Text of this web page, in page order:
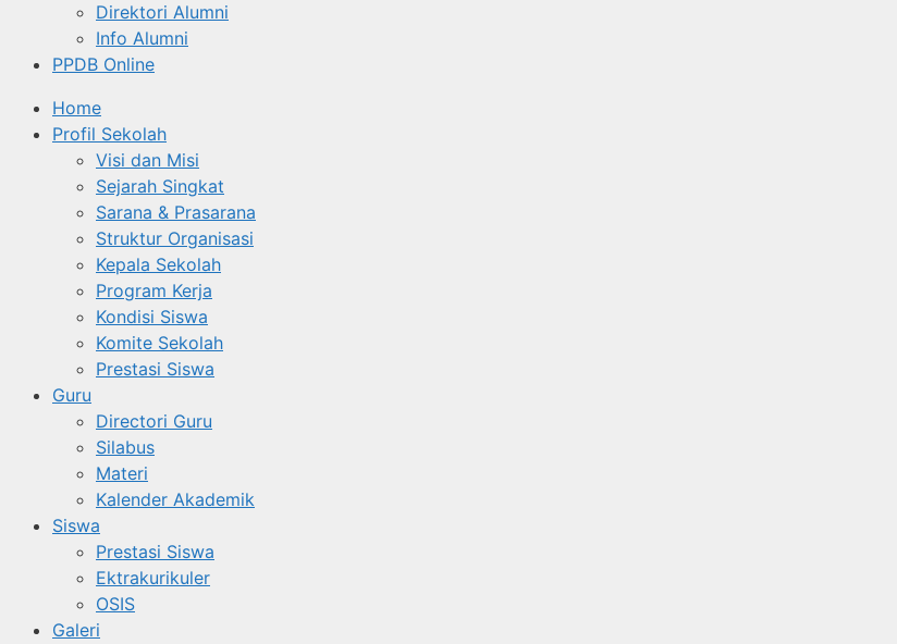
Direktori Alumni
Info Alumni
PPDB Online
Home
Profil Sekolah
Visi dan Misi
Sejarah Singkat
Sarana & Prasarana
Struktur Organisasi
Kepala Sekolah
Program Kerja
Kondisi Siswa
Komite Sekolah
Prestasi Siswa
Guru
Directori Guru
Silabus
Materi
Kalender Akademik
Siswa
Prestasi Siswa
Ektrakurikuler
OSIS
Galeri